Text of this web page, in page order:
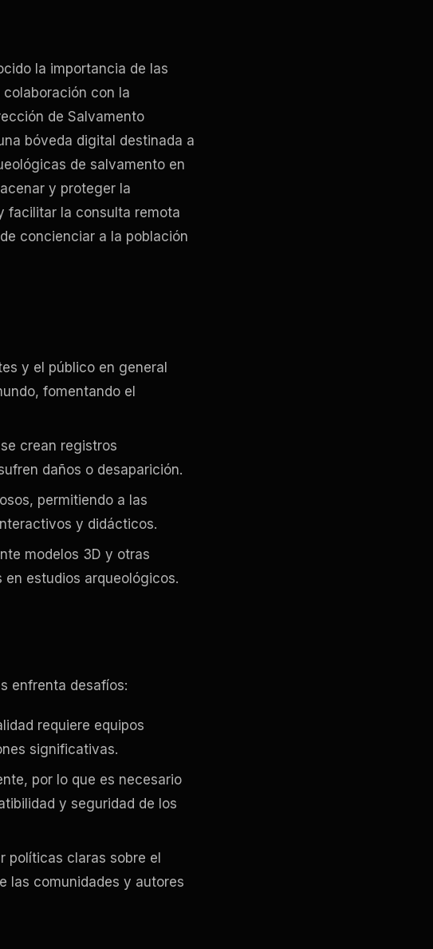
la importancia de las
con la
de Salvamento
bóveda digital destinada a
de salvamento en
y proteger la
facilitar la consulta remota
concienciar a la población
y el público en general
fomentando el
crean registros
daños o desaparición.
permitiendo a las
y didácticos.
modelos 3D y otras
estudios arqueológicos.
enfrenta desafíos:
requiere equipos
significativas.
por lo que es necesario
y seguridad de los
políticas claras sobre el
las comunidades y autores